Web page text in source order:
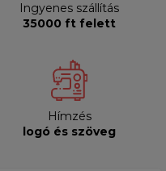
Ingyenes szállítás
35000 ft felett
Hímzés
logó és szöveg